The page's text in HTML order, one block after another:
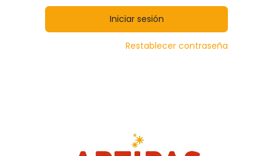
Iniciar sesión
Restablecer contraseña